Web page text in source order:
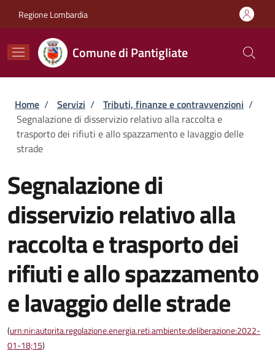
Regione Lombardia
Comune di Pantigliate
Briciole di pane
Home / Servizi / Tributi, finanze e contravvenzioni /
Segnalazione di disservizio relativo alla raccolta e
trasporto dei rifiuti e allo spazzamento e lavaggio delle
strade
Segnalazione di
disservizio relativo alla
raccolta e trasporto dei
rifiuti e allo spazzamento
e lavaggio delle strade
(urn:nir:autorita.regolazione.energia.reti.ambiente:deliberazione:2022-
01-18;15)